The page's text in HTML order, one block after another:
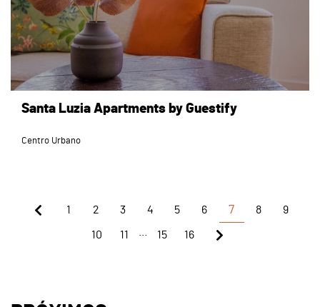
Santa Luzia Apartments by Guestify
Centro Urbano
1 2 3 4 5 6 7 8 9
10 11 15 16